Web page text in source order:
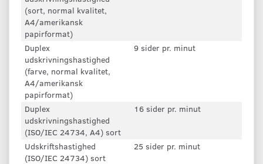
(sort, normal kvalitet,
A4/amerikansk
papirformat)
Duplex
udskrivningshastighed
(farve, normal kvalitet,
A4/amerikansk
papirformat)
9 sider pr. minut
Duplex
udskrivningshastighed
(ISO/IEC 24734, A4) sort
16 sider pr. minut
Udskriftshastighed
(ISO/IEC 24734) sort
25 sider pr. minut